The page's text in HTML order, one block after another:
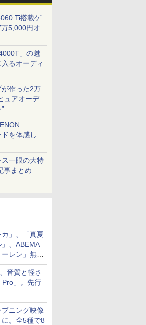
Ti搭載ゲ
5,000円オ
」の魅
るオーディ
が作った2万
ュアオーデ
を体感し
ス一眼の大特
事まとめ
」、「真夏
、ABEMA
レン」無料
番・配信情
音質と軽さ
Pro」。先行
ニング映像
。全5種で8